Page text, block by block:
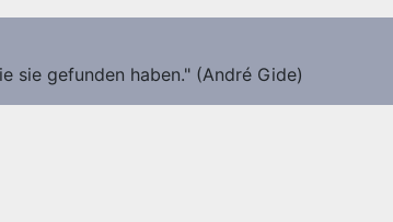
sie gefunden haben." (André Gide)